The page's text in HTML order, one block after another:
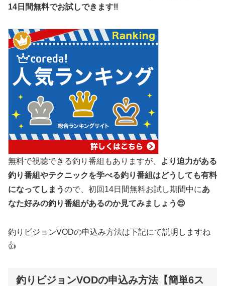
14日間無料でお試しできます‼️
無料で視聴できる釣り番組もありますが、
より迫力がある
釣り番組やテクニックを学べる釣り番組はどうしても有料
になってしまうので、初回14日間無料お試し期間中にあ
なた好みの釣り番組があるのか見てみましょう😌
釣りビジョンVODの申込み方法は下記にて説明しますね
👍
釣りビジョンVODの申込み方法【簡単6ス